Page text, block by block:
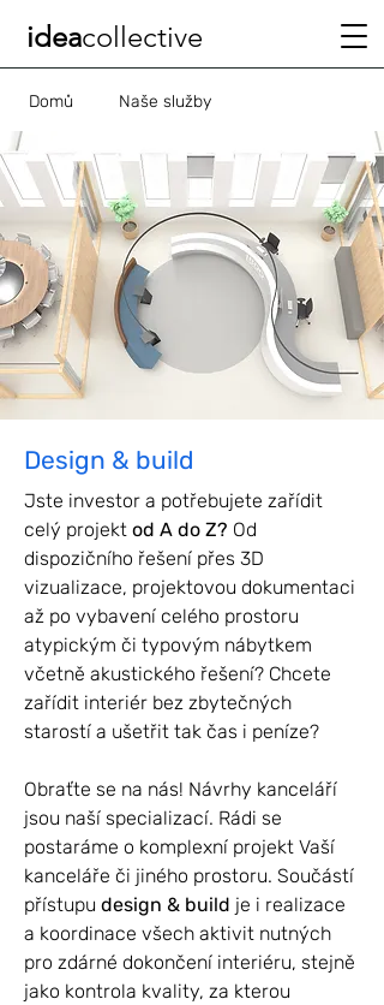
ideacollective
Domů Naše služby
Design & build
Jste investor a potřebujete zařídit
celý projekt od A do Z? Od
dispozičního řešení přes 3D
vizualizace, projektovou dokumentaci
až po vybavení celého prostoru
atypickým či typovým nábytkem
včetně akustického řešení? Chcete
zařídit interiér bez zbytečných
starostí a ušetřit tak čas i peníze?
Obraťte se na nás! Návrhy kanceláří
jsou naší specializací. Rádi se
postaráme o komplexní projekt Vaší
kanceláře či jiného prostoru. Součástí
přístupu design & build je i realizace
a koordinace všech aktivit nutných
pro zdárné dokončení interiéru, stejně
jako kontrola kvality, za kterou